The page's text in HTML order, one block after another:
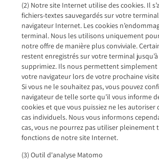
(2) Notre site Internet utilise des cookies. Il
fichiers-textes sauvegardés sur votre terminal
navigateur Internet. Les cookies
terminal. Nous les utilisons uniquement
notre offre de manière plus conviviale.
restent enregistrés sur votre terminal
supprimiez. Ils nous permettent
votre navigateur lors de votre prochaine
Si vous ne le souhaitez pas, vous pouvez
navigateur de telle sorte qu’il vous informe
cookies et que vous puissiez ne les autoriser
cas individuels. Nous vous informons
cas, vous ne pourrez pas utiliser pleinement
fonctions de notre site Internet.
(3) Outil d'analyse Matomo